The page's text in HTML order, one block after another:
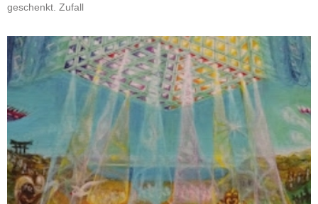
geschenkt. Zufall